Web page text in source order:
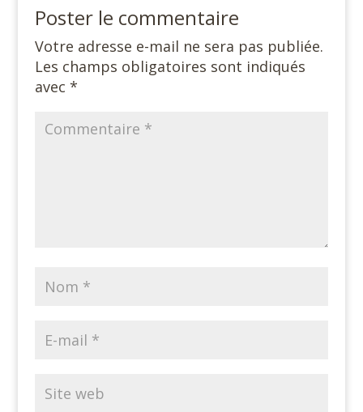
Poster le commentaire
Votre adresse e-mail ne sera pas publiée.
Les champs obligatoires sont indiqués
avec *